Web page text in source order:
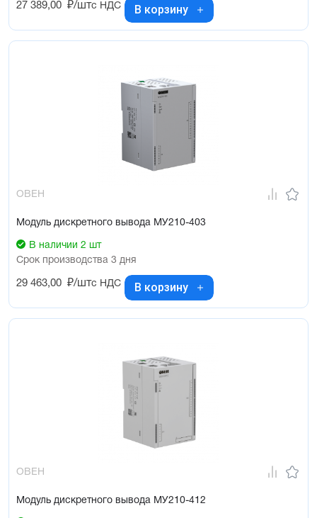
27 389,00 ₽/штс НДС В корзину
ОВЕН
Модуль дискретного вывода МУ210-403
В наличии 2 шт
Срок производства 3 дня
29 463,00 ₽/штс НДС В корзину
ОВЕН
Модуль дискретного вывода МУ210-412